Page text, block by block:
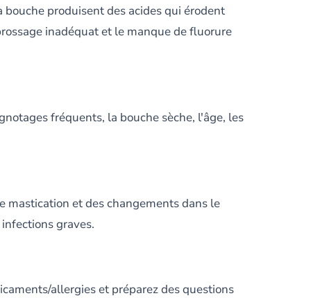
bouche produisent des acides qui érodent
inadéquat et le manque de fluorure
fréquents, la bouche sèche, l'âge, les
mastication et des changements dans le
graves.
allergies et préparez des questions